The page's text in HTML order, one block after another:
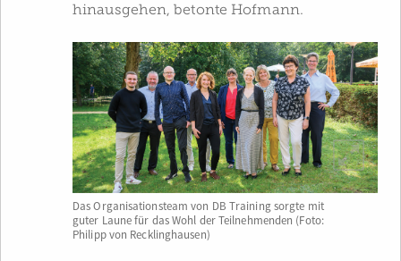
hinausgehen, betonte Hofmann.
Das Organisationsteam von DB Training sorgte mit
guter Laune für das Wohl der Teilnehmenden (Foto:
Philipp von Recklinghausen)